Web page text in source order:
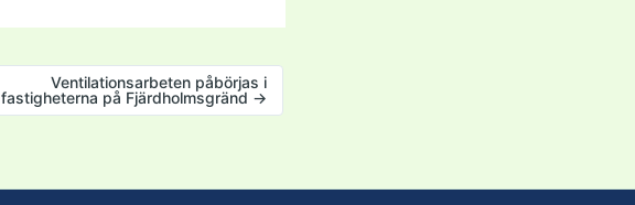
Ventilationsarbeten påbörjas i
fastigheterna på Fjärdholmsgränd →